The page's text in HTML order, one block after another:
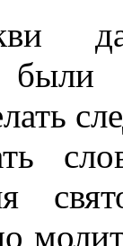
были